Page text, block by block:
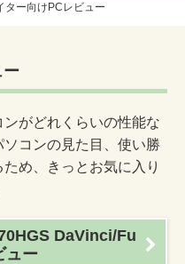
ター向けPCレビュー
ー
がどれくらいの性能な
コンの見た目、使い勝
め、きっとお気に入り
DaVinci/Fu
ュー